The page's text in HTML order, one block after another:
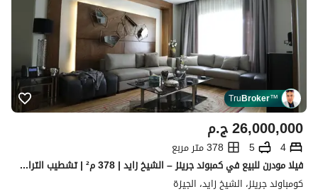
TruBroker™
ج.م26,000,000
4
5
378 متر مربع
فيلا مودرن للبيع في كمبوند جرينز – الشيخ زايد | 378 م² | تشطيب الترا لوكس
كومباوند جرينز، الشيخ زايد، الجيزة